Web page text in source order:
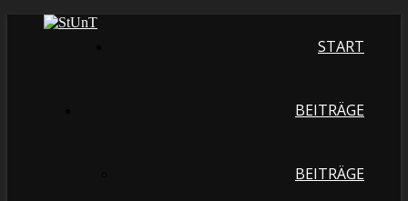
START
BEITRÄGE
BEITRÄGE